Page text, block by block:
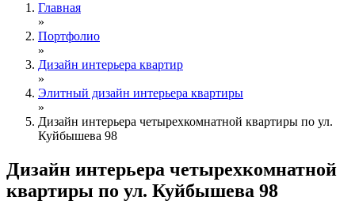
Главная
»
Портфолио
»
Дизайн интерьера квартир
»
Элитный дизайн интерьера квартиры
»
Дизайн интерьера четырехкомнатной квартиры по ул.
Куйбышева 98
Дизайн интерьера четырехкомнатной
квартиры по ул. Куйбышева 98